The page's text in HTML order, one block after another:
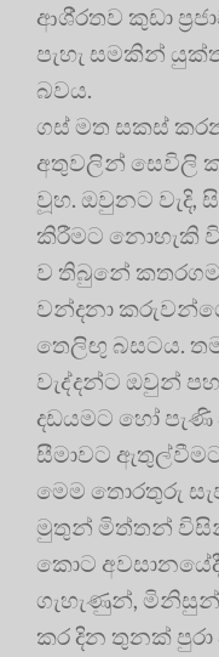
ආශි‍්‍රතව කුඩා
පැහැ සමකින්
බවය.
ගස් මත සකස්
අතුවලින් සෙවිලි
වූහ. ඔවුනට වැදි,
කිරීමට නොහැකි
ව තිබුනේ
වන්දනා
තෙලිඟු බසටය.
වැද්දන්ට ඔවුන්
දඩයමට හෝ
සීමාවට
මෙම තොරතුරු
මුතුන් මිත්තන්
කොට
ගැහැණුන්,
කර දින තුනක් පුරා